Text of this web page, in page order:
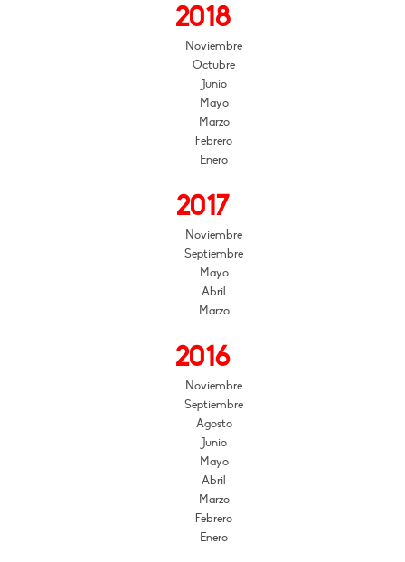
2018
Noviembre
Octubre
Junio
Mayo
Marzo
Febrero
Enero
2017
Noviembre
Septiembre
Mayo
Abril
Marzo
2016
Noviembre
Septiembre
Agosto
Junio
Mayo
Abril
Marzo
Febrero
Enero